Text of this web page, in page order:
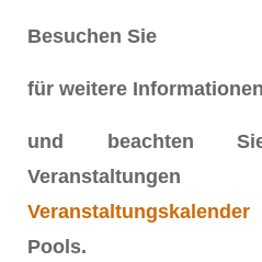
Besuchen Sie
für weitere
und beachten
Veranstaltungskalender
Pools.